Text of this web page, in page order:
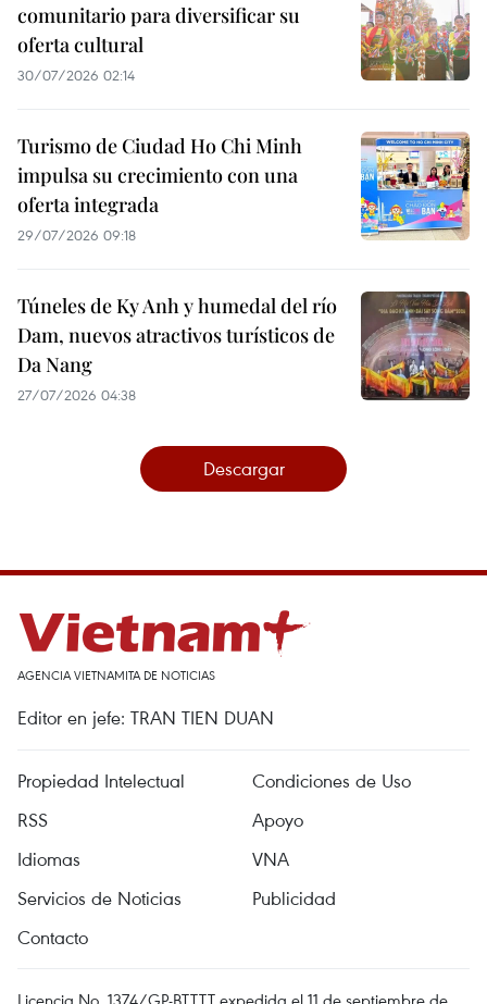
comunitario para diversificar su
oferta cultural
30/07/2026 02:14
Turismo de Ciudad Ho Chi Minh
impulsa su crecimiento con una
oferta integrada
29/07/2026 09:18
Túneles de Ky Anh y humedal del río
Dam, nuevos atractivos turísticos de
Da Nang
27/07/2026 04:38
Descargar
AGENCIA VIETNAMITA DE NOTICIAS
Editor en jefe: TRAN TIEN DUAN
Propiedad Intelectual
Condiciones de Uso
RSS
Apoyo
Idiomas
VNA
Servicios de Noticias
Publicidad
Contacto
Licencia No. 1374/GP-BTTTT expedida el 11 de septiembre de